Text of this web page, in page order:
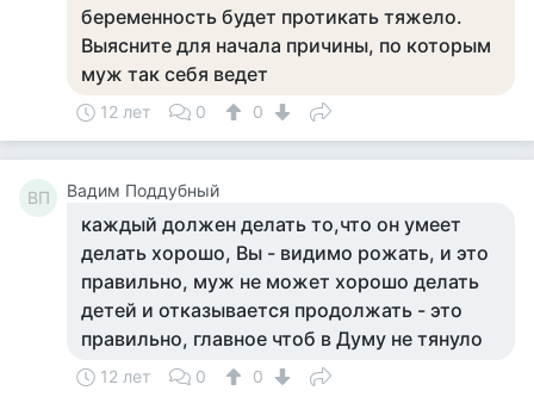
беременность будет протикать тяжело.
Выясните для начала причины, по которым
муж так себя ведет
12 лет 0 0
ВП Вадим Поддубный
каждый должен делать то,что он умеет
делать хорошо, Вы - видимо рожать, и это
правильно, муж не может хорошо делать
детей и отказывается продолжать - это
правильно, главное чтоб в Думу не тянуло
12 лет 0 0